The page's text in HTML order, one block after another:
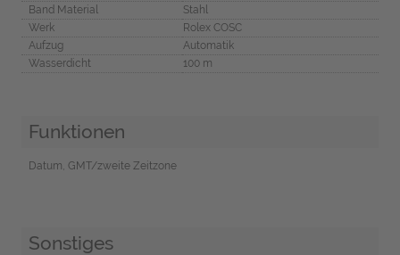
Band Material
Stahl
Werk
Rolex COSC
Aufzug
Automatik
Wasserdicht
100 m
Funktionen
Datum, GMT/zweite Zeitzone
Sonstiges